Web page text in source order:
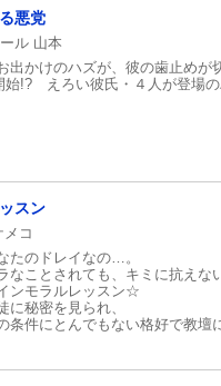
悪党
ル 山本
出かけのハズが、彼の歯止めが
始!? えろい彼氏・４人が登場の
スン
メコ
たのドレイなの…。
なことされても、キミに抗えな
ンモラルレッスン☆
に秘密を見られ、
条件にとんでもない格好で教